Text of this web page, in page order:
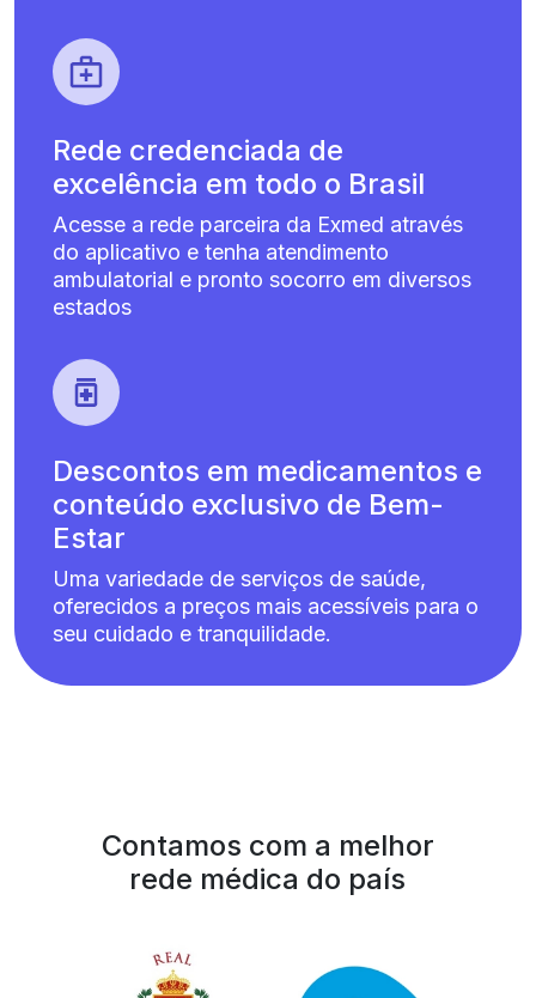
Rede credenciada de
excelência em todo o Brasil
Acesse a rede parceira da Exmed através
do aplicativo e tenha atendimento
ambulatorial e pronto socorro em diversos
estados
Descontos em medicamentos e
conteúdo exclusivo de Bem-
Estar
Uma variedade de serviços de saúde,
oferecidos a preços mais acessíveis para o
seu cuidado e tranquilidade.
Contamos com a melhor
rede médica do país